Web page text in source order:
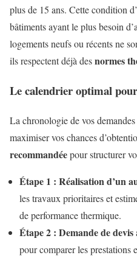
plus de 15 ans. Cette condition
bâtiments ayant le plus besoin
logements neufs ou récents ne
ils respectent déjà desnormes
Le calendrier optimal
La chronologie de vos
maximiser vos chances
recommandéepour structurer
Étape 1 : Réalisation d’un
les travaux prioritaires et
de performance thermique.
Étape 2 : Demande de devis
pour comparer les prestations